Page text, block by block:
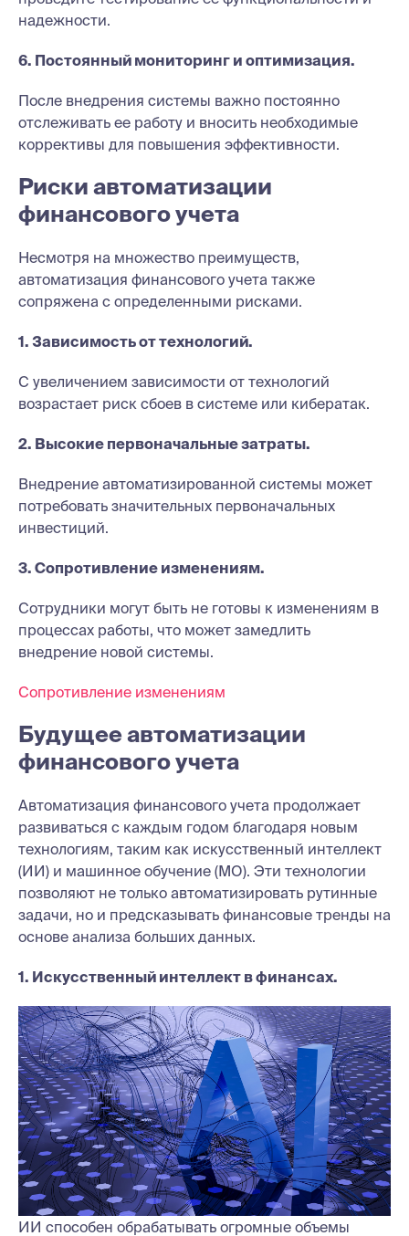
надежности.
6. Постоянный мониторинг и оптимизация.
После внедрения системы важно постоянно
отслеживать ее работу и вносить необходимые
коррективы для повышения эффективности.
Риски автоматизации
финансового учета
Несмотря на множество преимуществ,
автоматизация финансового учета также
сопряжена с определенными рисками.
1. Зависимость от технологий.
С увеличением зависимости от технологий
возрастает риск сбоев в системе или кибератак.
2. Высокие первоначальные затраты.
Внедрение автоматизированной системы может
потребовать значительных первоначальных
инвестиций.
3. Сопротивление изменениям.
Сотрудники могут быть не готовы к изменениям в
процессах работы, что может замедлить
внедрение новой системы.
Сопротивление изменениям
Будущее автоматизации
финансового учета
Автоматизация финансового учета продолжает
развиваться с каждым годом благодаря новым
технологиям, таким как искусственный интеллект
(ИИ) и машинное обучение (МО). Эти технологии
позволяют не только автоматизировать рутинные
задачи, но и предсказывать финансовые тренды на
основе анализа больших данных.
1. Искусственный интеллект в финансах.
ИИ способен обрабатывать огромные объемы